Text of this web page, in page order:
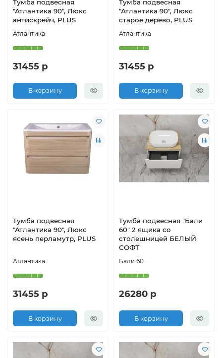
Тумба подвесная
"Атлантика 90", Люкс
антискрейч, PLUS
Атлантика
31455 р
В корзину
Тумба подвесная
"Атлантика 90", Люкс
старое дерево, PLUS
Атлантика
31455 р
В корзину
Тумба подвесная
"Атлантика 90", Люкс
ясень перламутр, PLUS
Атлантика
31455 р
В корзину
Тумба подвесная "Бали
60" 2 ящика со
столешницей БЕЛЫЙ
СОФТ
Бали 60
26280 р
В корзину